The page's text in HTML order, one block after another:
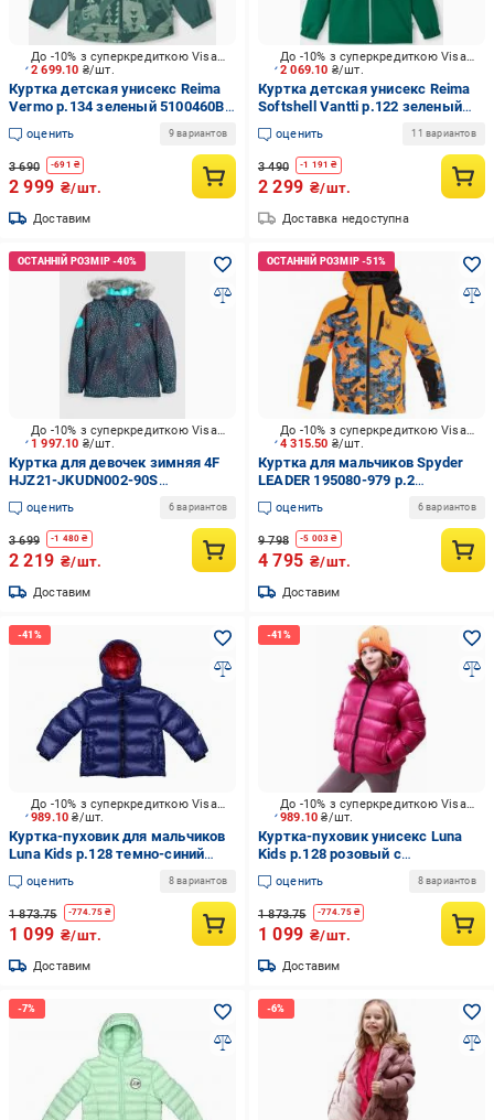
2 699.10 ₴/шт.
До -10% з суперкредиткою Visa Вигода
Куртка детская унисекс Reima
Vermo р.134 зеленый 5100460B-
7952
оценить 9 вариантов
3 690 -691 ₴
2 999 ₴/шт.
Доставим
2 069.10 ₴/шт.
До -10% з суперкредиткою Visa Вигода
Куртка детская унисекс Reima
Softshell Vantti р.122 зеленый
5100009A-89A0
оценить 11 вариантов
3 490 -1 191 ₴
2 299 ₴/шт.
Доставка недоступна
1 997.10 ₴/шт.
До -10% з суперкредиткою Visa Вигода
Куртка для девочек зимняя 4F
HJZ21-JKUDN002-90S
разноцветная
оценить 6 вариантов
3 699 -1 480 ₴
2 219 ₴/шт.
Доставим
4 315.50 ₴/шт.
До -10% з суперкредиткою Visa Вигода
Куртка для мальчиков Spyder
LEADER 195080-979 р.2
коричневая
оценить 6 вариантов
9 798 -5 003 ₴
4 795 ₴/шт.
Доставим
989.10₴/шт.
До -10% з суперкредиткою Visa Вигода
Куртка-пуховик для мальчиков
Luna Kids р.128 темно-синий
203MHAA008
оценить 8 вариантов
1 873.75 -774.75 ₴
1 099 ₴/шт.
Доставим
989.10₴/шт.
До -10% з суперкредиткою Visa Вигода
Куртка-пуховик унисекс Luna
Kids р.128 розовый с
оранжевым 203MHAA008
оценить 8 вариантов
1 873.75 -774.75₴
1 099 ₴/шт.
Доставим